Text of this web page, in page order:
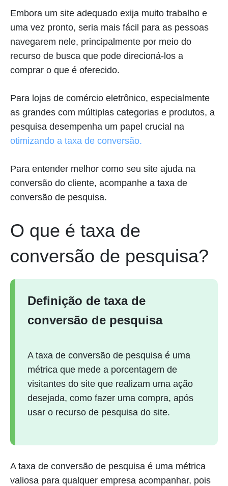
Embora um site adequado exija muito trabalho e
uma vez pronto, seria mais fácil para as pessoas
navegarem nele, principalmente por meio do
recurso de busca que pode direcioná-los a
comprar o que é oferecido.
Para lojas de comércio eletrônico, especialmente
as grandes com múltiplas categorias e produtos, a
pesquisa desempenha um papel crucial na
otimizando a taxa de conversão.
Para entender melhor como seu site ajuda na
conversão do cliente, acompanhe a taxa de
conversão de pesquisa.
O que é taxa de
conversão de pesquisa?
Definição de taxa de
conversão de pesquisa
A taxa de conversão de pesquisa é uma
métrica que mede a porcentagem de
visitantes do site que realizam uma ação
desejada, como fazer uma compra, após
usar o recurso de pesquisa do site.
A taxa de conversão de pesquisa é uma métrica
valiosa para qualquer empresa acompanhar, pois